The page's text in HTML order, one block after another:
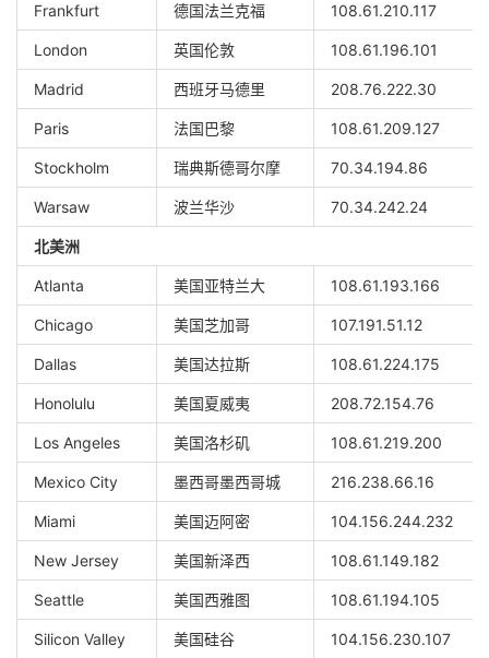
Frankfurt 德国法兰克福 108.61.210.117
London 英国伦敦 108.61.196.101
Madrid 西班牙马德里 208.76.222.30
Paris 法国巴黎 108.61.209.127
Stockholm 瑞典斯德哥尔摩 70.34.194.86
Warsaw 波兰华沙 70.34.242.24
北美洲
Atlanta 美国亚特兰大 108.61.193.166
Chicago 美国芝加哥 107.191.51.12
Dallas 美国达拉斯 108.61.224.175
Honolulu 美国夏威夷 208.72.154.76
Los Angeles 美国洛杉矶 108.61.219.200
Mexico City 墨西哥墨西哥城 216.238.66.16
Miami 美国迈阿密 104.156.244.232
New Jersey 美国新泽西 108.61.149.182
Seattle 美国西雅图 108.61.194.105
Silicon Valley 美国硅谷 104.156.230.107